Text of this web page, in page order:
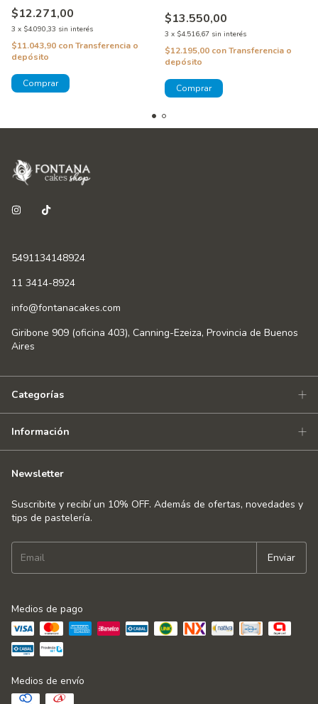
$12.271,00
3 x $4.090,33 sin interés
$11.043,90 conTransferencia o
depósito
$13.550,00
3 x $4.516,67 sin interés
$12.195,00 conTransferencia o
depósito
5491134148924
11 3414-8924
info@fontanacakes.com
Giribone 909 (oficina 403), Canning-Ezeiza, Provincia de Buenos
Aires
Categorías
Información
Newsletter
Suscribite y recibí un 10% OFF. Además de ofertas, novedades y
tips de pastelería.
Medios de pago
Medios de envío